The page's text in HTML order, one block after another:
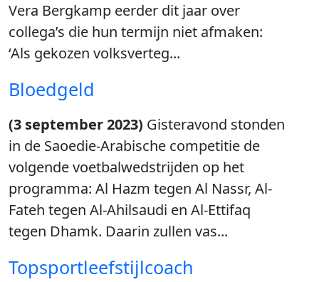
Vera Bergkamp eerder dit jaar over
collega’s die hun termijn niet afmaken:
‘Als gekozen volksverteg...
Bloedgeld
(3 september 2023) Gisteravond stonden
in de Saoedie-Arabische competitie de
volgende voetbalwedstrijden op het
programma: Al Hazm tegen Al Nassr, Al-
Fateh tegen Al-Ahilsaudi en Al-Ettifaq
tegen Dhamk. Daarin zullen vas...
Topsportleefstijlcoach